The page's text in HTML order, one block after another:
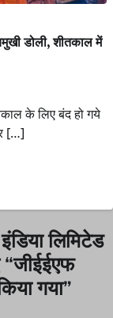
डोली, शीतकाल में
के लिए बंद हो गये
[…]
लिमिटेड
“जीईईएफ
गया”